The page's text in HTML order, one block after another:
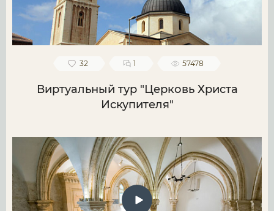
32 1 57478
Виртуальный тур "Церковь Христа
Искупителя"